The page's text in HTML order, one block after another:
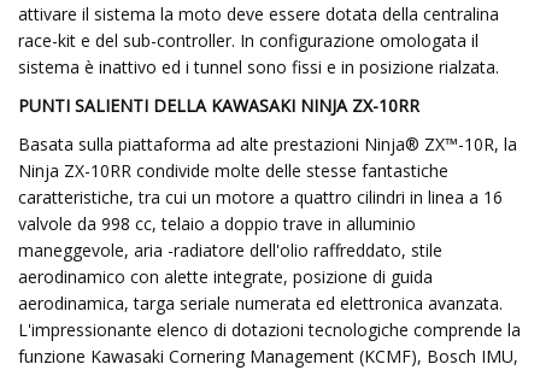
attivare il sistema la moto deve essere dotata della centralina
race-kit e del sub-controller. In configurazione omologata il
sistema è inattivo ed i tunnel sono fissi e in posizione rialzata.
PUNTI SALIENTI DELLA KAWASAKI NINJA ZX-10RR
Basata sulla piattaforma ad alte prestazioni Ninja® ZX™-10R, la
Ninja ZX-10RR condivide molte delle stesse fantastiche
caratteristiche, tra cui un motore a quattro cilindri in linea a 16
valvole da 998 cc, telaio a doppio trave in alluminio
maneggevole, aria -radiatore dell'olio raffreddato, stile
aerodinamico con alette integrate, posizione di guida
aerodinamica, targa seriale numerata ed elettronica avanzata.
L'impressionante elenco di dotazioni tecnologiche comprende la
funzione Kawasaki Cornering Management (KCMF), Bosch IMU,